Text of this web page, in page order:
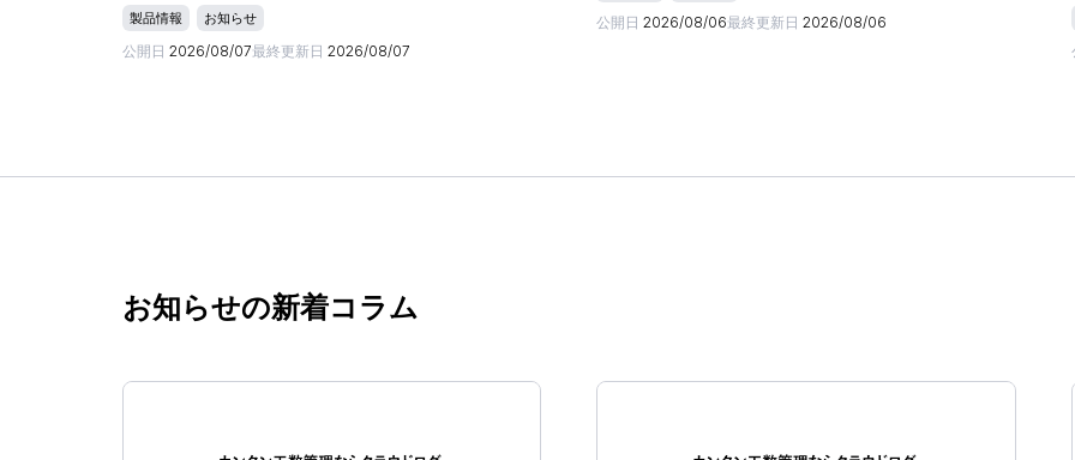
製品情報 お知らせ
公開日 2026/08/07最終更新日 2026/08/07
公開日 2026/08/06最終更新日 2026/08/06
お知らせの新着コラム